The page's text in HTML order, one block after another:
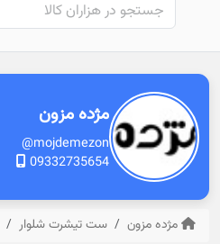
مژده مزون
@mojdemezon
09332735654
مژده مزون ست تیشرت شلوار